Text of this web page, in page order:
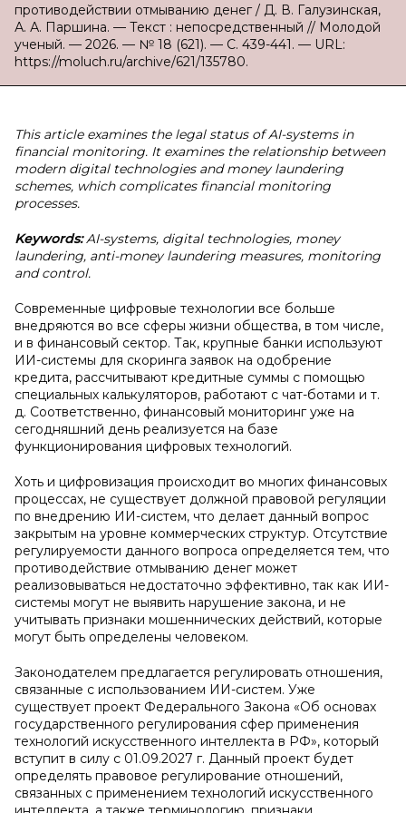
противодействии отмыванию денег / Д. В. Галузинская,
А. А. Паршина. — Текст : непосредственный // Молодой
ученый. — 2026. — № 18 (621). — С. 439-441. — URL:
https://moluch.ru/archive/621/135780.
This article examines the legal status of AI-systems in
financial monitoring. It examines the relationship between
modern digital technologies and money laundering
schemes, which complicates financial monitoring
processes.
Keywords:AI-systems, digital technologies, money
laundering, anti-money laundering measures, monitoring
and control.
Современные цифровые технологии все больше
внедряются во все сферы жизни общества, в том числе,
и в финансовый сектор. Так, крупные банки используют
ИИ-системы для скоринга заявок на одобрение
кредита, рассчитывают кредитные суммы с помощью
специальных калькуляторов, работают с чат-ботами и т.
д. Соответственно, финансовый мониторинг уже на
сегодняшний день реализуется на базе
функционирования цифровых технологий.
Хоть и цифровизация происходит во многих финансовых
процессах, не существует должной правовой регуляции
по внедрению ИИ-систем, что делает данный вопрос
закрытым на уровне коммерческих структур. Отсутствие
регулируемости данного вопроса определяется тем, что
противодействие отмыванию денег может
реализовываться недостаточно эффективно, так как ИИ-
системы могут не выявить нарушение закона, и не
учитывать признаки мошеннических действий, которые
могут быть определены человеком.
Законодателем предлагается регулировать отношения,
связанные с использованием ИИ-систем. Уже
существует проект Федерального Закона «Об основах
государственного регулирования сфер применения
технологий искусственного интеллекта в РФ», который
вступит в силу с 01.09.2027 г. Данный проект будет
определять правовое регулирование отношений,
связанных с применением технологий искусственного